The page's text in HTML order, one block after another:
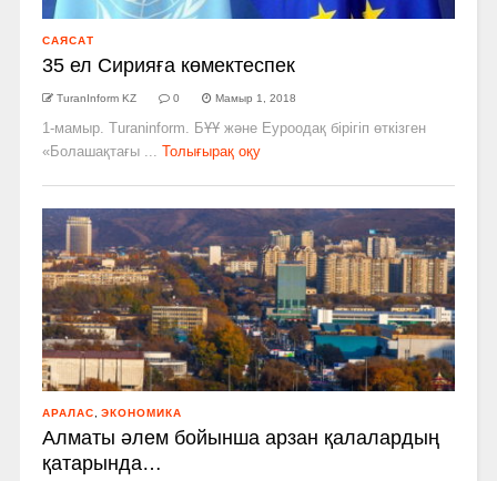
САЯСАТ
35 ел Сирияға көмектеспек
TuranInform KZ 0 Мамыр 1, 2018
1-мамыр. Turaninform. БҰҰ және Еуроодақ бірігіп өткізген
«Болашақтағы ...
Толығырақ оқу
АРАЛАС ЭКОНОМИКА
Алматы әлем бойынша арзан қалалардың
қатарында…